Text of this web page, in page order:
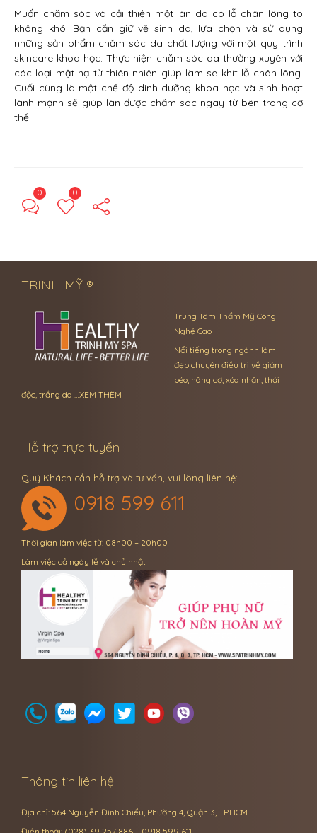
Muốn chăm sóc và cải thiện một làn da có lỗ chân lông to
không khó. Bạn cần giữ vệ sinh da, lựa chọn và sử dụng
những sản phẩm chăm sóc da chất lượng với một quy trình
skincare khoa học. Thực hiện chăm sóc da thường xuyên với
các loại mặt nạ từ thiên nhiên giúp làm se khít lỗ chân lông.
Cuối cùng là một chế độ dinh dưỡng khoa học và sinh hoạt
lành mạnh sẽ giúp làn được chăm sóc ngay từ bên trong cơ
thể.
0 0
TRINH MỸ ®
Trung Tâm Thẩm Mỹ Công
Nghệ Cao
Nổi tiếng trong ngành làm
đẹp chuyên điều trị về giảm
béo, nâng cơ, xóa nhăn, thải
độc, trắng da …XEM THÊM
Hỗ trợ trực tuyến
Quý Khách cần hỗ trợ và tư vấn, vui lòng liên hệ:
0918 599 611
Thời gian làm việc từ: 08h00 – 20h00
Làm việc cả ngày lễ và chủ nhật
Thông tin liên hệ
Địa chỉ: 564 Nguyễn Đình Chiểu, Phường 4, Quận 3, TP.HCM